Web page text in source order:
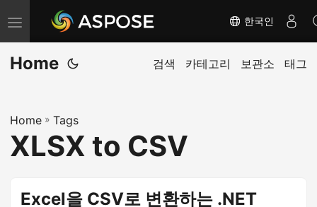
내
비
게
전
환
한국인
Home 검색 카테고리 보관소 태그
Home » Tags
XLSX to CSV
Excel을 CSV로 변환하는 .NET